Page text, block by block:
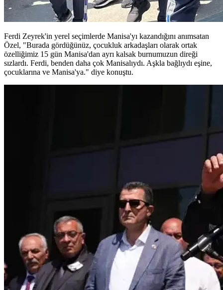
Ferdi Zeyrek'in yerel seçimlerde Manisa'yı kazandığını anımsatan
Özel, "Burada gördüğünüz, çocukluk arkadaşları olarak ortak
özelliğimiz 15 gün Manisa'dan ayrı kalsak burnumuzun direği
sızlardı. Ferdi, benden daha çok Manisalıydı. Aşkla bağlıydı eşine,
çocuklarına ve Manisa'ya." diye konuştu.